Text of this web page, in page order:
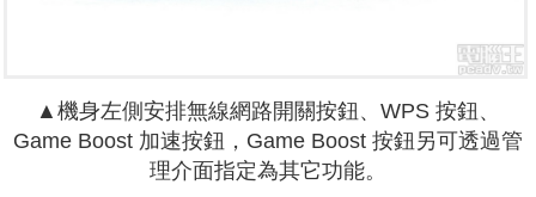
▲機身左側安排無線網路開關按鈕、WPS 按鈕、
Game Boost 加速按鈕，Game Boost 按鈕另可透過管
理介面指定為其它功能。